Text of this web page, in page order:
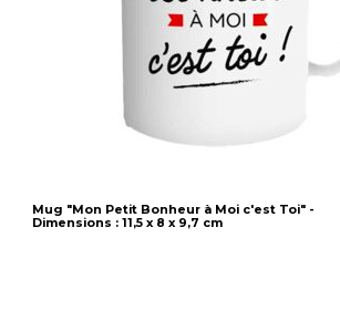
Mug "Mon Petit Bonheur à Moi c'est Toi" -
Dimensions : 11,5 x 8 x 9,7 cm